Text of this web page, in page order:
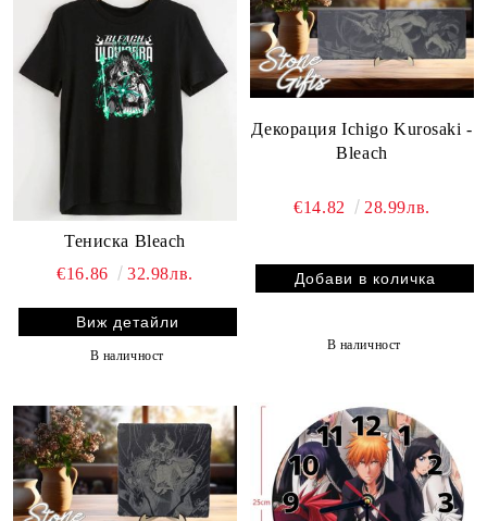
Тениска Bleach
€16.86
32.98лв.
Виж детайли
В наличност
Декорация Ichigo Kurosaki -
Bleach
€14.82 28.99лв.
В наличност